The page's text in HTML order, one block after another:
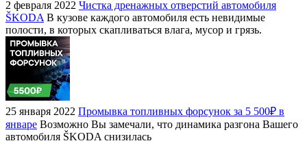
2 февраля 2022 Чистка дренажных отверстий автомобиля
ŠKODA В кузове каждого автомобиля есть невидимые
полости, в которых скапливаться влага, мусор и грязь.
25 января 2022 Промывка топливных форсунок за 5 500₽ в
январе Возможно Вы замечали, что динамика разгона Вашего
автомобиля ŠKODA снизилась